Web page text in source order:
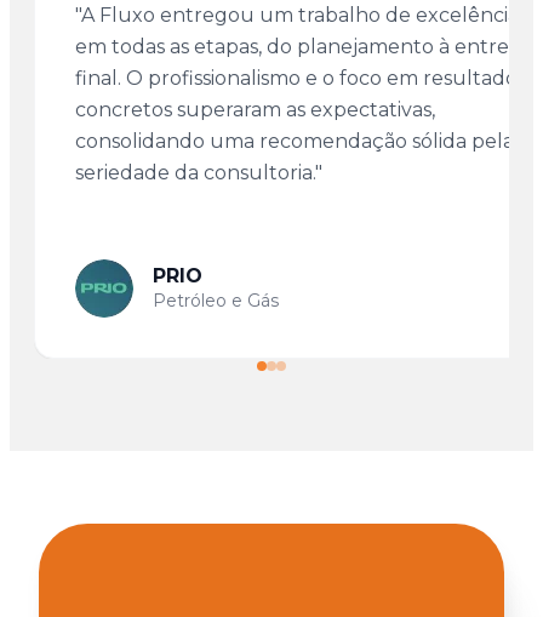
"A Fluxo entregou um trabalho de excelência
em todas as etapas, do planejamento à entrega
final. O profissionalismo e o foco em resultados
concretos superaram as expectativas,
consolidando uma recomendação sólida pela
seriedade da consultoria."
PRIO
Petróleo e Gás